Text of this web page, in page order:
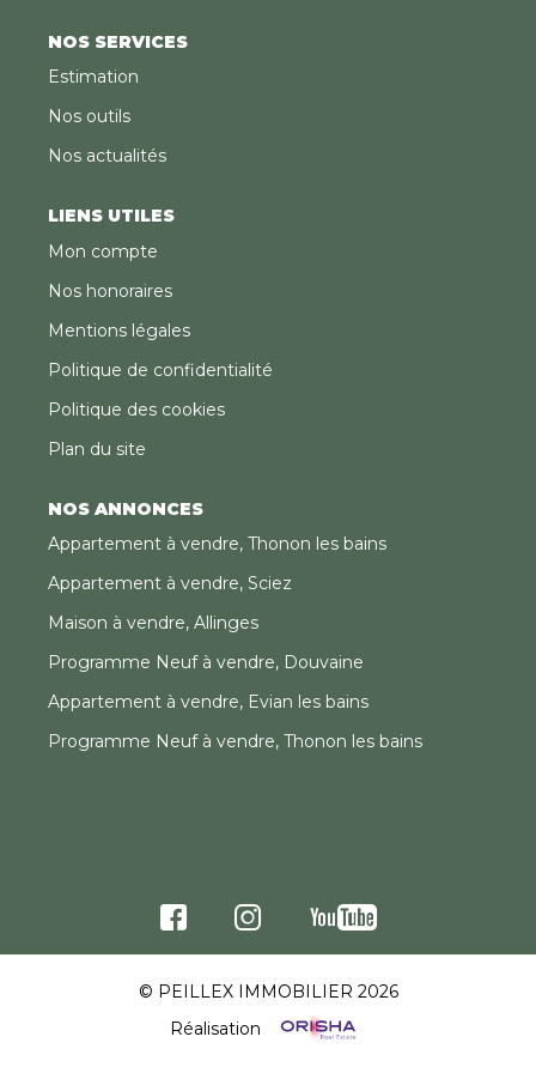
NOS SERVICES
Estimation
Nos outils
Nos actualités
LIENS UTILES
Mon compte
Nos honoraires
Mentions légales
Politique de confidentialité
Politique des cookies
Plan du site
NOS ANNONCES
Appartement à vendre, Thonon les bains
Appartement à vendre, Sciez
Maison à vendre, Allinges
Programme Neuf à vendre, Douvaine
Appartement à vendre, Evian les bains
Programme Neuf à vendre, Thonon les bains
© PEILLEX IMMOBILIER 2026
Réalisation